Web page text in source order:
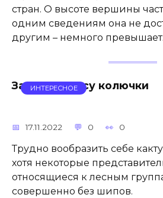
стран. О высоте вершины
одним сведениям она не
другим – немного превышает.
Зачем кактусу колючки
ИНТЕРЕСНОЕ
17.11.2022 0 0
Трудно вообразить себе
хотя некоторые
относящиеся к лесным
совершенно без шипов.